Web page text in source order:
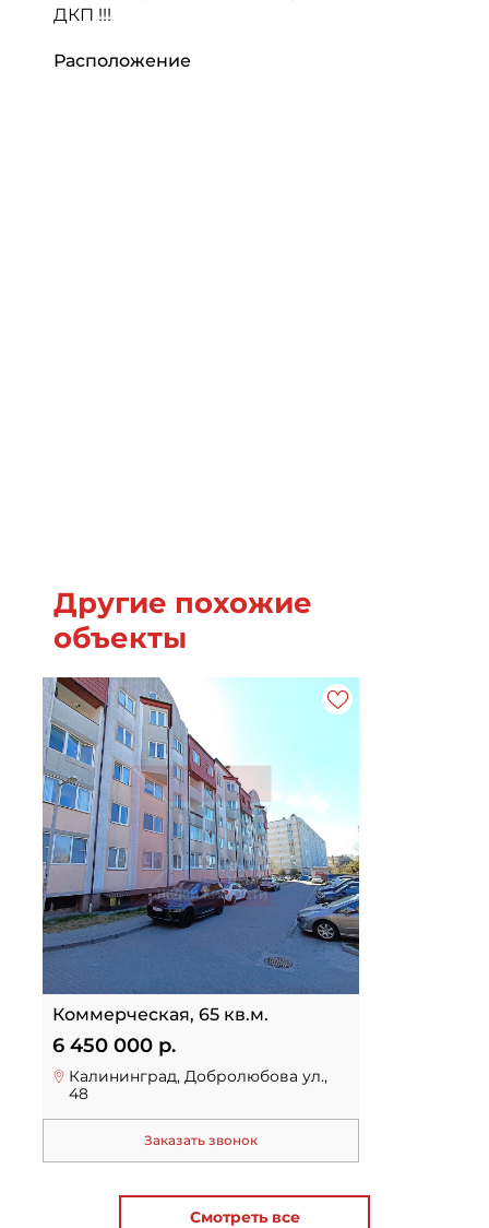
ДКП !!!
Расположение
Другие похожие
объекты
Коммерческая, 65 кв.м.
6 450 000 р.
Калининград, Добролюбова ул.,
48
Заказать звонок
Смотреть все